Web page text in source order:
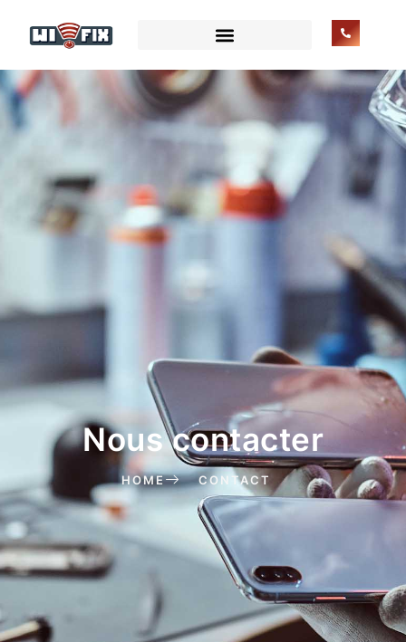
Nous contacter
HOME CONTACT